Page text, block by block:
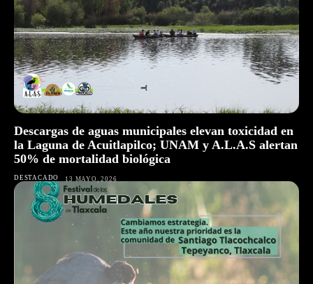
Descargas de aguas municipales elevan toxicidad en
la Laguna de Acuitlapilco; UNAM y A.L.A.S alertan
50% de mortalidad biológica
DESTACADO 13 MAYO, 2026